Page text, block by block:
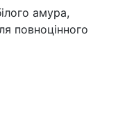
амура,
повноцінного